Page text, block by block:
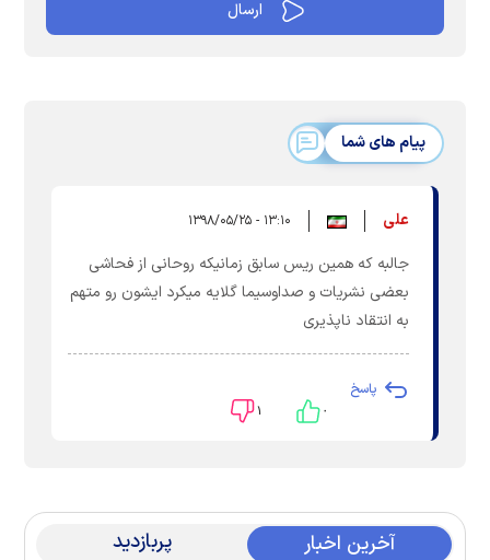
پیام های شما
علی ۱۳:۱۰ - ۱۳۹۸/۰۵/۲۵
جالبه که همین ریس سابق زمانیکه روحانی از فحاشی
بعضی نشریات و صداوسیما گلایه میکرد ایشون رو متهم
به انتقاد ناپذیری
پاسخ
۰ ۱
آخرین اخبار پربازدید